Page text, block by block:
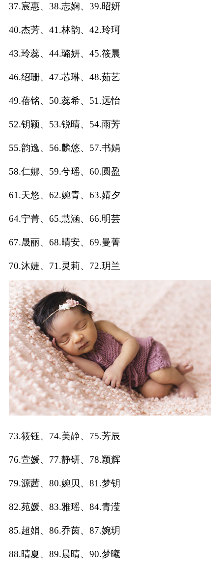
兔年起名
虎年起名
取
名
字
取
打
起
起
37.宸惠、38.志娴、39.昭妍
40.杰芳、41.林韵、42.玲珂
43.玲蕊、44.璐妍、45.筱晨
46.绍珊、47.芯琳、48.茹艺
49.蓓铭、50.蕊希、51.远怡
52.钥颖、53.锐晴、54.雨芳
55.韵逸、56.麟悠、57.书娟
58.仁娜、59.兮瑶、60.圆盈
61.天悠、62.婉青、63.婧夕
64.宁菁、65.慧涵、66.明芸
67.晟丽、68.晴安、69.曼菁
70.沐婕、71.灵莉、72.玥兰
73.筱钰、74.美静、75.芳辰
76.萱媛、77.静研、78.颖辉
79.源茜、80.婉贝、81.梦钥
82.苑媛、83.雅瑶、84.青滢
85.超娟、86.乔茵、87.婉玥
88.晴夏、89.晨晴、90.梦曦